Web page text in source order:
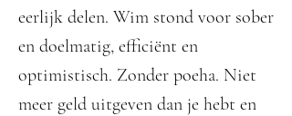
eerlijk delen. Wim stond voor sober
en doelmatig, efficiënt en
optimistisch. Zonder poeha. Niet
meer geld uitgeven dan je hebt en